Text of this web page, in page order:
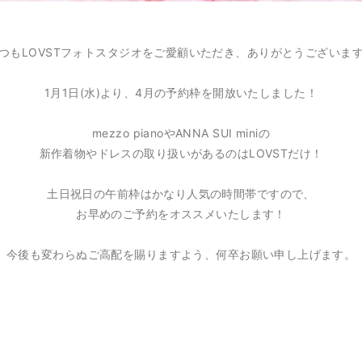
もLOVSTフォトスタジオをご愛顧いただき、ありがとうございま
1月1日(水)より、4月の予約枠を開放いたしました！
mezzo pianoやANNA SUI miniの
新作着物やドレスの取り扱いがあるのはLOVSTだけ！
土日祝日の午前枠はかなり人気の時間帯ですので、
お早めのご予約をオススメいたします！
今後も変わらぬご高配を賜りますよう、何卒お願い申し上げます。